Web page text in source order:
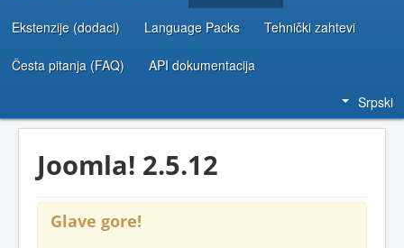
Ekstenzije (dodaci) Language Packs Tehnički zahtevi
Česta pitanja (FAQ) API dokumentacija
Srpski
Joomla! 2.5.12
Glave gore!